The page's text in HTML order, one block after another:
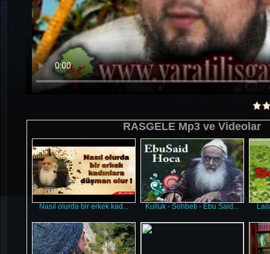
RASGELE Mp3 ve Videolar
Nasıl olurda bir erkek kad... Kulluk - Sohbeti - Ebu Said...